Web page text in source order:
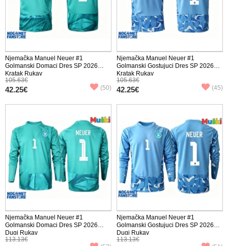
Njemačka Manuel Neuer #1
Golmanski Domaci Dres SP 2026
Kratak Rukav
105.63€
42.25€ (50)
Njemačka Manuel Neuer #1
Golmanski Gostujuci Dres SP 2026
Kratak Rukav
105.63€
42.25€ (45)
Njemačka Manuel Neuer #1
Golmanski Domaci Dres SP 2026
Dugi Rukav
113.13€
Njemačka Manuel Neuer #1
Golmanski Gostujuci Dres SP 2026
Dugi Rukav
113.13€